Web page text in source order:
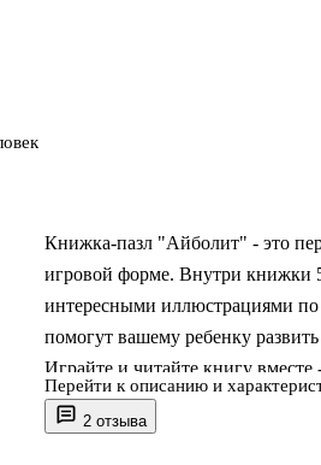
2 отзыва
Книжка-пазл "Айболит" - это
игровой форме. Внутри книжки
интересными иллюстрациями
помогут вашему ребенку
Играйте и читайте книгу
Перейти к описанию и